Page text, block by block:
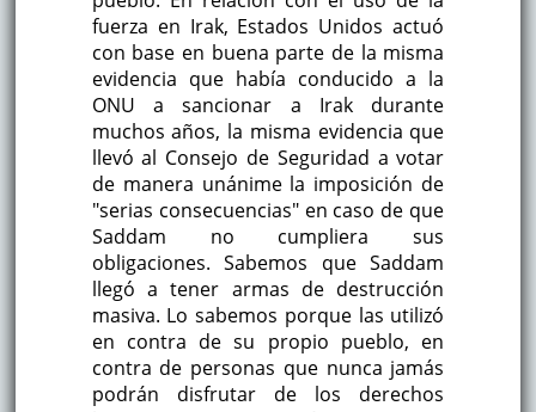
fuerza en Irak, Estados Unidos actuó
con base en buena parte de la misma
evidencia que había conducido a la
ONU a sancionar a Irak durante
muchos años, la misma evidencia que
llevó al Consejo de Seguridad a votar
de manera unánime la imposición de
"serias consecuencias" en caso de que
Saddam no cumpliera sus
obligaciones. Sabemos que Saddam
llegó a tener armas de destrucción
masiva. Lo sabemos porque las utilizó
en contra de su propio pueblo, en
contra de personas que nunca jamás
podrán disfrutar de los derechos